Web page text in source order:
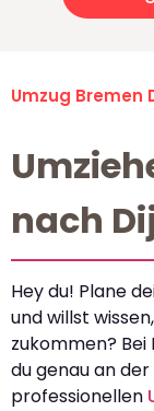
Umzug Bremen
nach
Hey du! Plane
und willst
zukommen?
du genau an
professionellen